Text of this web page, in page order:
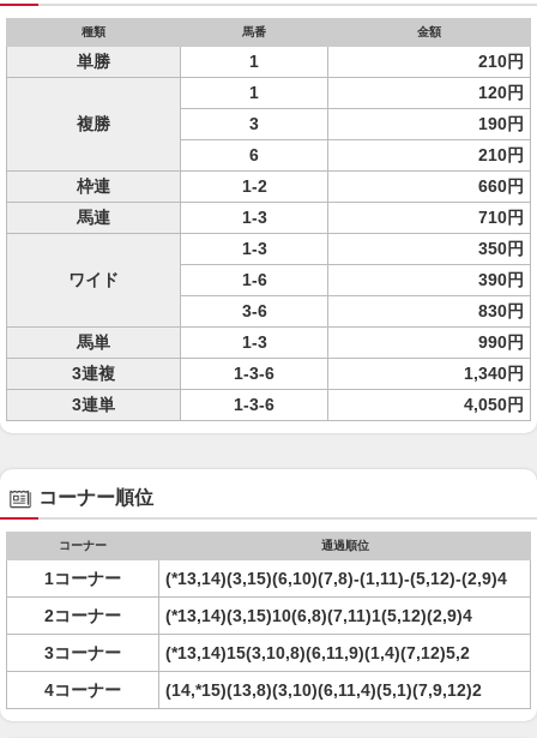
種類 馬番 金額
単勝 1 210円
複勝
1
120円
3
190円
6
210円
枠連
1-2
660円
馬連
1-3 710円
ワイド
1-3
350円
1-6
390円
3-6
830円
馬単
1-3
990円
3連複
1-3-6
1,340円
3連単
1-3-6 4,050円
コーナー順位
コーナー 通過順位
1コーナー
(*13,14)(3,15)(6,10)(7,8)-(1,11)-(5,12)-(2,9)4
2コーナー
(*13,14)(3,15)10(6,8)(7,11)1(5,12)(2,9)4
3コーナー
(*13,14)15(3,10,8)(6,11,9)(1,4)(7,12)5,2
4コーナー
(14,*15)(13,8)(3,10)(6,11,4)(5,1)(7,9,12)2